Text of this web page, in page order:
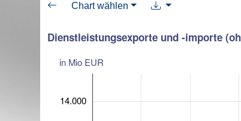
Chart wählen
Dienstleistungsexporte und -importe
in Mio EUR
14.000